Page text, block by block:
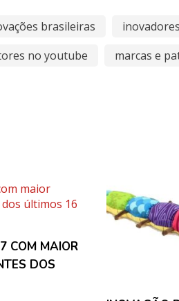
brasileiras inovadores
no youtube marcas e
COM MAIOR
DOS